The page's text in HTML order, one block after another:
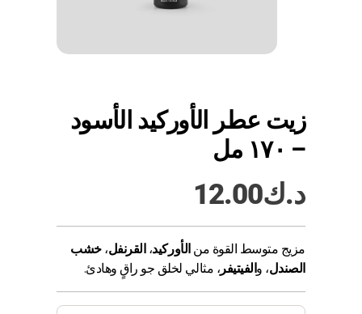
زيت عطر الأوركيد الأسود
– ١٧٠ مل
د.ك12.00
مزيج متوسط القوة منالأوركيد،القرنفل،خشب
الصندل، والفيتيفر، مثالي لخلق جو راقٍ وهادئ.